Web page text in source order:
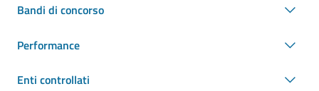
Bandi di concorso
Performance
Enti controllati